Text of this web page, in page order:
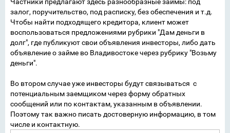
залог, поручительство, под расписку, без обеспечения и т.д.
Чтобы найти подходящего кредитора, клиент может
воспользоваться предложениями рубрики "Дам деньги в
долг", где публикуют свои объявления инвесторы, либо дать
объявление о займе во Владивостоке через рубрику "Возьму
деньги".
Во втором случае уже инвесторы будут связываться с
потенциальным заемщиком через форму обратных
сообщений или по контактам, указанным в объявлении.
Поэтому так важно писать достоверную информацию, в том
числе и контактную.